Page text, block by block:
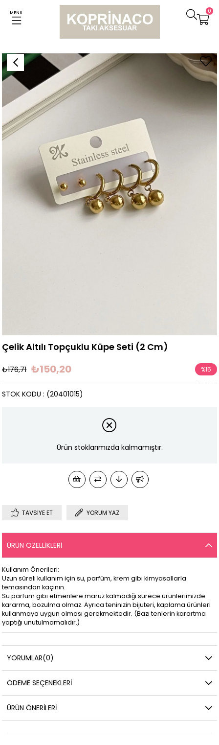
MENU 0
Kolyeler Çelik Altılı Topçuklu Küpe Seti (2 Cm)
Çelik Altılı Topçuklu Küpe Seti (2 Cm)
₺176,71 ₺150,20 %15
İndirim
(20401015)
STOK KODU
Ürün stoklarımızda kalmamıştır.
TAVSIYE ET YORUM YAZ
ÜRÜN ÖZELLIKLERI
Kullanım Önerileri:
Uzun süreli kullanım için su, parfüm, krem gibi kimyasallarla
temasından kaçının.
Su parfüm gibi etmenlere maruz kalmadığı sürece ürünlerimizde
kararma, bozulma olmaz. Ayrıca teninizin bijuteri, kaplama ürünleri
kullanmaya uygun olması gerekmektedir. (Bazı tenlerin karartma
yaptığı unutulmamalıdır.)
YORUMLAR(0)
ÖDEME SEÇENEKLERI
ÜRÜN ÖNERILERI